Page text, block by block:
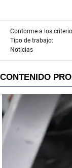
Conforme a los
Tipo de trabajo:
Noticias